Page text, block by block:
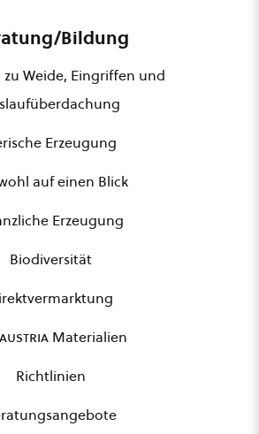
Bildung
Weide, Eingriffen und
Erzeugung
auf einen Blick
Erzeugung
Biodiversität
Materialien
Richtlinien